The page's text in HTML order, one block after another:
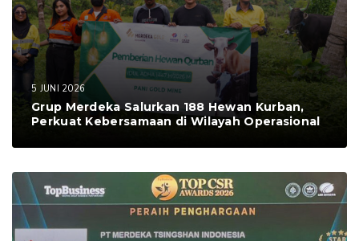
5 JUNI 2026
Grup Merdeka Salurkan 188 Hewan Kurban,
Perkuat Kebersamaan di Wilayah Operasional